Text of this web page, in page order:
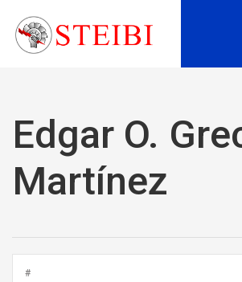
Edgar O.
Martínez
#